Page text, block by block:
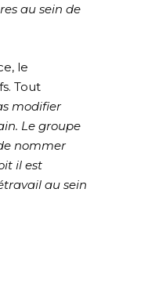
au sein de
le
Tout
modifier
Le groupe
nommer
il est
au sein